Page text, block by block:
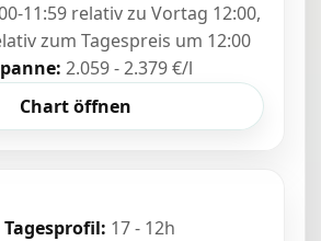
11:59 relativ zu Vortag 12:00,
zum Tagespreis um 12:00
2.059 - 2.379 €/l
Chart öffnen
17 - 12h